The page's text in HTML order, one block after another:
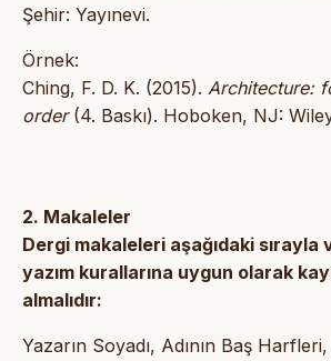
Şehir: Yayınevi.
Örnek:
Ching, F. D. K. (2015). Architecture:
order(4. Baskı). Hoboken, NJ:
2. Makaleler
Dergi makaleleri aşağıdaki sırayla
yazım kurallarına uygun olarak
almalıdır:
Yazarın Soyadı, Adının Baş